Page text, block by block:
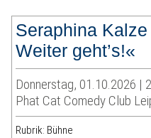
Seraphina
Weiter geht’s!«
Donnerstag, 01.10.2026 |
Phat Cat Comedy Club
Rubrik: Bühne